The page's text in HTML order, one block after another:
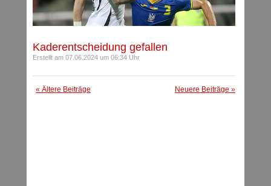
Kaderentscheidung gefallen
Erstellt am 07.06.2024 um 06:34 Uhr
« Ältere Beiträge Neuere Beiträge »